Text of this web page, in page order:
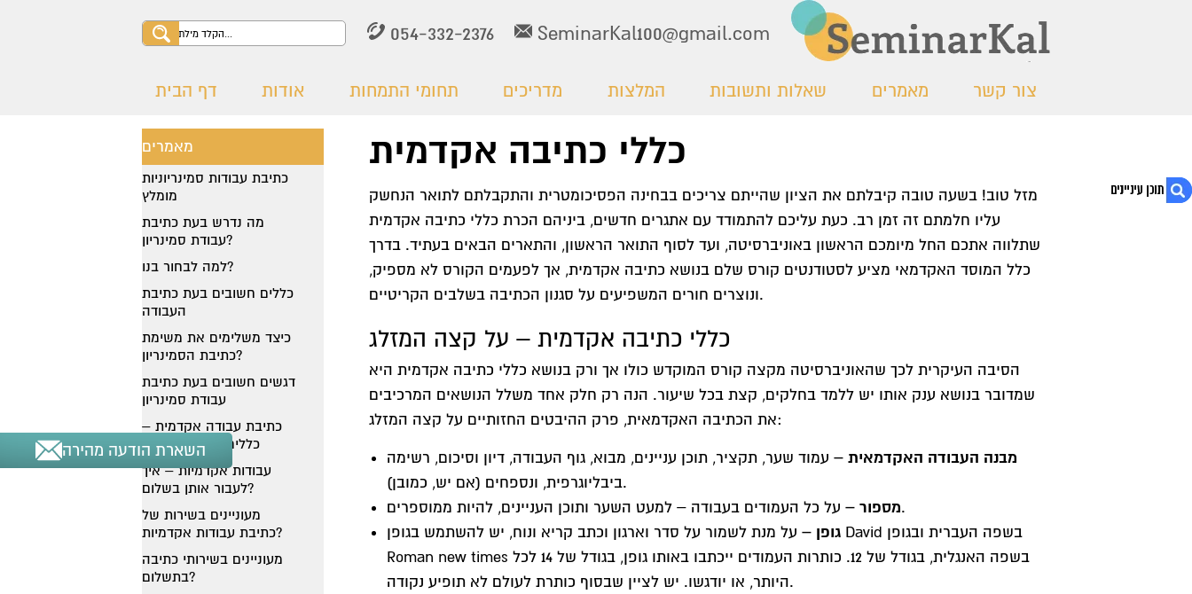
2. כללי כתיבה אקדמית – על קצה המזלג
054-332-2376 SeminarKal100@gmail.com
דף הבית אודות תחומי התמחות מדריכים המלצות שאלות ותשובות מאמרים צור קשר ראשי מאמרים> כללי כתיבה אקדמית
מאמרים
כתיבת עבודות סמינריוניות
מומלץ
מה נדרש בעת כתיבת
עבודת סמינריון?
למה לבחור בנו?
כללים חשובים בעת כתיבת
העבודה
כיצד משלימים את משימת
כתיבת הסמינריון?
דגשים חשובים בעת כתיבת
עבודת סמינריון
כתיבת עבודה אקדמית –
כללים שחשוב ליישם
עבודות אקדמיות – איך
לעבור אותן בשלום?
מעוניינים בשירות של
כתיבת עבודות אקדמיות?
מעוניינים בשירותי כתיבה
בתשלום?
כללי כתיבה אקדמית
מזל טוב! בשעה טובה קיבלתם את הציון שהייתם צריכים בבחינה הפסיכומטרית והתקבלתם לתואר הנחשק
עליו חלמתם זה זמן רב. כעת עליכם להתמודד עם אתגרים חדשים, ביניהם הכרת כללי כתיבה אקדמית
שתלווה אתכם החל מיומכם הראשון באוניברסיטה, ועד לסוף התואר הראשון, והתארים הבאים בעתיד. בדרך
כלל המוסד האקדמאי מציע לסטודנטים קורס שלם בנושא כתיבה אקדמית, אך לפעמים הקורס לא מספיק,
ונוצרים חורים המשפיעים על סגנון הכתיבה בשלבים הקריטיים.
כללי כתיבה אקדמית – על קצה המזלג
הסיבה העיקרית לכך שהאוניברסיטה מקצה קורס המוקדש כולו אך ורק בנושא כללי כתיבה אקדמית היא
שמדובר בנושא ענק אותו יש ללמד בחלקים, קצת בכל שיעור. הנה רק חלק אחד משלל הנושאים המרכיבים
את הכתיבה האקדמאית, פרק ההיבטים החזותיים על קצה המזלג:
מבנה העבודה האקדמאית – עמוד שער, תקציר, תוכן עניינים, מבוא, גוף העבודה, דיון וסיכום, רשימה
ביבליוגרפית, ונספחים (אם יש, כמובן).
מספור –על כל העמודים בעבודה – למעט השער ותוכן העניינים, להיות ממוספרים.
גופן – על מנת לשמור על סדר וארגון וכתב קריא ונוח, יש להשתמש בגופן David בשפה העברית ובגופן
Roman new times בשפה האנגלית, בגודל של 12. כותרות העמודים ייכתבו באותו גופן, בגודל של 14 לכל
היותר, או יודגשו. יש לציין שבסוף כותרת לעולם לא תופיע נקודה.
השארת הודעה מהירה